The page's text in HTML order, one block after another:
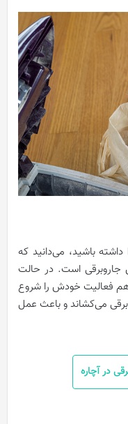
باشید، می‌دانید که
جاروبرقی است. در حالت
فعالیت خودش را شروع
می‌کشاند و باعث عمل
در آچاره